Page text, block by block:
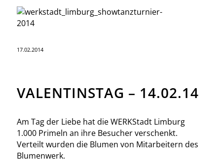
17.02.2014
VALENTINSTAG – 14.02.14
Am Tag der Liebe hat die WERKStadt Limburg
1.000 Primeln an ihre Besucher verschenkt.
Verteilt wurden die Blumen von Mitarbeitern des
Blumenwerk.